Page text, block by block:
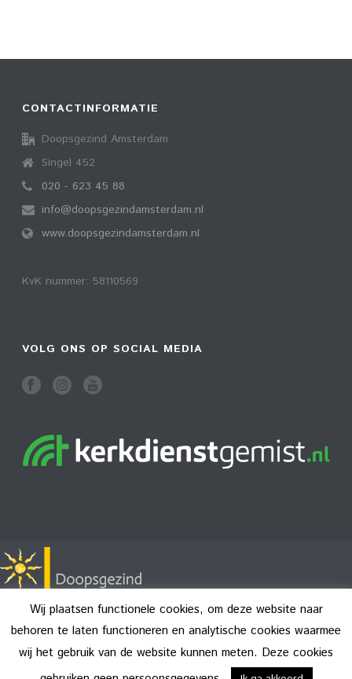
CONTACTINFORMATIE
Doopsgezind Amsterdam
Singel 452
020 - 623 45 88
info@doopsgezindamsterdam.nl
www.doopsgezindamsterdam.nl
KvK nummer: 58110569
VOLG ONS OP SOCIAL MEDIA
Copyright All Rights Reserved © 2026
Disclaimer
Wij plaatsen functionele cookies, om deze website naar
behoren te laten functioneren en analytische cookies waarmee
wij het gebruik van de website kunnen meten. Deze cookies